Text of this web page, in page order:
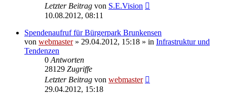
Letzter Beitrag von S.E.Vision
10.08.2012, 08:11
Spendenaufruf für Bürgerpark Brunkensen
von webmaster» 29.04.2012, 15:18 » in Infrastruktur und
Tendenzen
0 Antworten
28129 Zugriffe
Letzter Beitrag von webmaster
29.04.2012, 15:18